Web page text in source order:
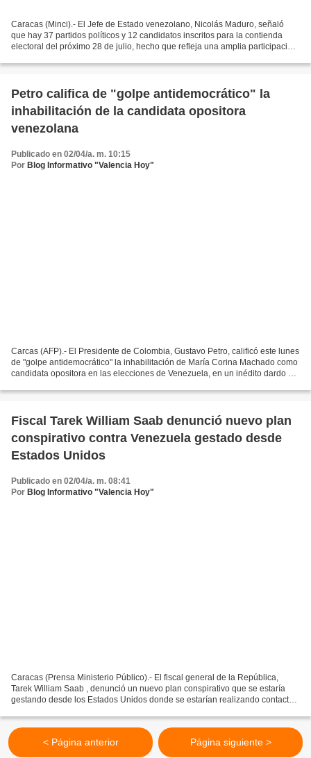
Caracas (Minci).- El Jefe de Estado venezolano, Nicolás Maduro, señaló
que hay 37 partidos políticos y 12 candidatos inscritos para la contienda
electoral del próximo 28 de julio, hecho que refleja una amplia participación
Petro califica de "golpe antidemocrático" la
inhabilitación de la candidata opositora
venezolana
Publicado en 02/04/a. m. 10:15
Por Blog Informativo "Valencia Hoy"
Carcas (AFP).- El Presidente de Colombia, Gustavo Petro, calificó este lunes
de "golpe antidemocrático" la inhabilitación de María Corina Machado como
candidata opositora en las elecciones de Venezuela, en un inédito dardo al
Fiscal Tarek William Saab denunció nuevo plan
conspirativo contra Venezuela gestado desde
Estados Unidos
Publicado en 02/04/a. m. 08:41
Por Blog Informativo "Valencia Hoy"
Caracas (Prensa Ministerio Público).- El fiscal general de la República,
Tarek William Saab , denunció un nuevo plan conspirativo que se estaría
gestando desde los Estados Unidos donde se estarían realizando contactos
< Página anterior Página siguiente >